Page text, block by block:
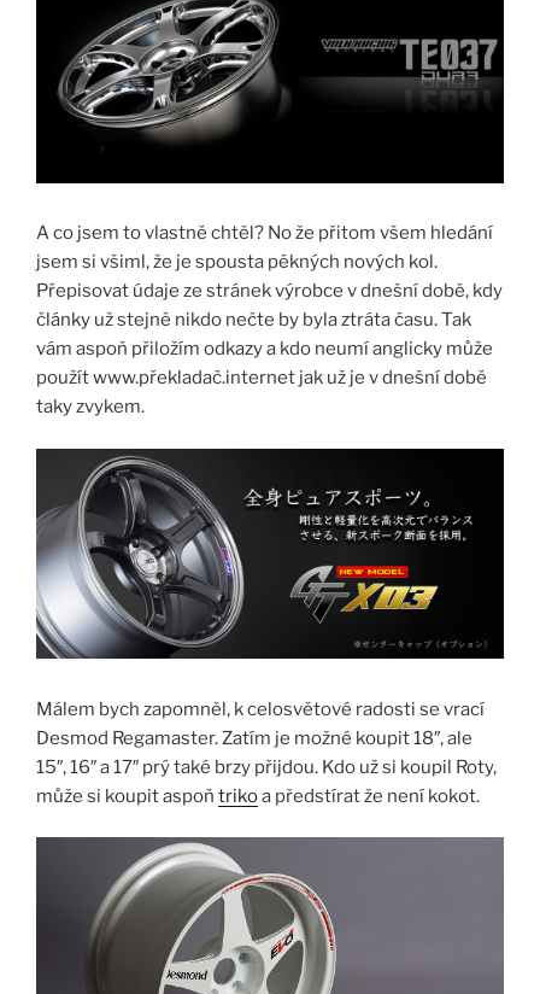
A co jsem to vlastně chtěl? No že přitom všem hledání
jsem si všiml, že je spousta pěkných nových kol.
Přepisovat údaje ze stránek výrobce v dnešní době, kdy
články už stejně nikdo nečte by byla ztráta času. Tak
vám aspoň přiložím odkazy a kdo neumí anglicky může
použít www.překladač.internet jak už je v dnešní době
taky zvykem.
Málem bych zapomněl, k celosvětové radosti se vrací
Desmod Regamaster. Zatím je možné koupit 18″, ale
15″, 16″ a 17″ prý také brzy přijdou. Kdo už si koupil Roty,
může si koupit aspoň trikoa předstírat že není kokot.